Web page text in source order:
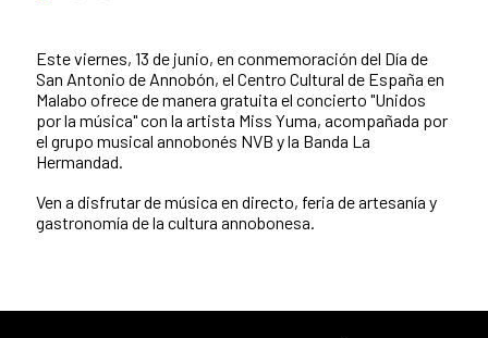
Este viernes, 13 de junio, en conmemoración del Día de
San Antonio de Annobón, el Centro Cultural de España en
Malabo ofrece de manera gratuita el concierto "Unidos
por la música" con la artista Miss Yuma, acompañada por
el grupo musical annobonés NVB y la Banda La
Hermandad.
Ven a disfrutar de música en directo, feria de artesanía y
gastronomía de la cultura annobonesa.